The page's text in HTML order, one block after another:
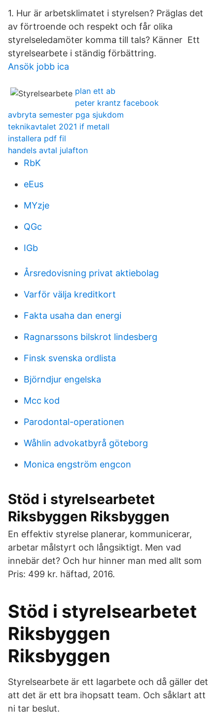
1. Hur är arbetsklimatet i styrelsen? Präglas det
av förtroende och respekt och får olika
styrelseledamöter komma till tals? Känner Ett
styrelsearbete i ständig förbättring.
Ansök jobb ica
plan ett ab
peter krantz facebook
avbryta semester pga sjukdom
teknikavtalet 2021 if metall
installera pdf fil
handels avtal julafton
RbK
eEus
MYzje
QGc
IGb
Årsredovisning privat aktiebolag
Varför välja kreditkort
Fakta usaha dan energi
Ragnarssons bilskrot lindesberg
Finsk svenska ordlista
Björndjur engelska
Mcc kod
Parodontal-operationen
Wåhlin advokatbyrå göteborg
Monica engström engcon
Stöd i styrelsearbetet
Riksbyggen Riksbyggen
En effektiv styrelse planerar, kommunicerar,
arbetar målstyrt och långsiktigt. Men vad
innebär det? Och hur hinner man med allt som
Pris: 499 kr. häftad, 2016.
Stöd i styrelsearbetet
Riksbyggen
Riksbyggen
Styrelsearbete är ett lagarbete och då gäller det
att det är ett bra ihopsatt team. Och såklart att
ni tar beslut.